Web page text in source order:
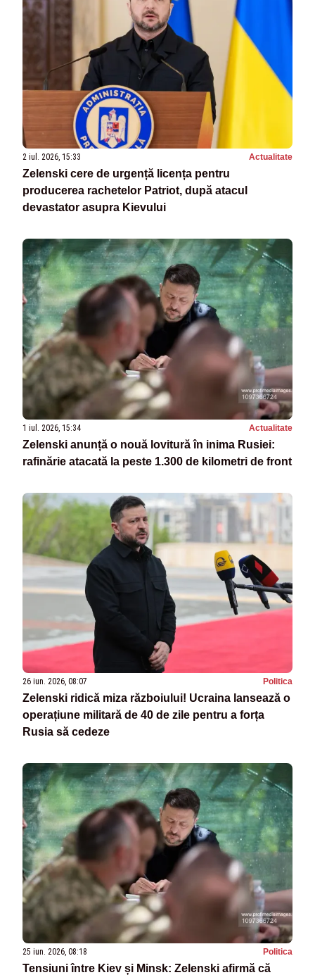
2 iul. 2026, 15:33 Actualitate
Zelenski cere de urgență licența pentru
producerea rachetelor Patriot, după atacul
devastator asupra Kievului
1 iul. 2026, 15:34 Actualitate
Zelenski anunță o nouă lovitură în inima Rusiei:
rafinărie atacată la peste 1.300 de kilometri de front
26 iun. 2026, 08:07 Politica
Zelenski ridică miza războiului! Ucraina lansează o
operațiune militară de 40 de zile pentru a forța
Rusia să cedeze
25 iun. 2026, 08:18 Politica
Tensiuni între Kiev și Minsk: Zelenski afirmă că